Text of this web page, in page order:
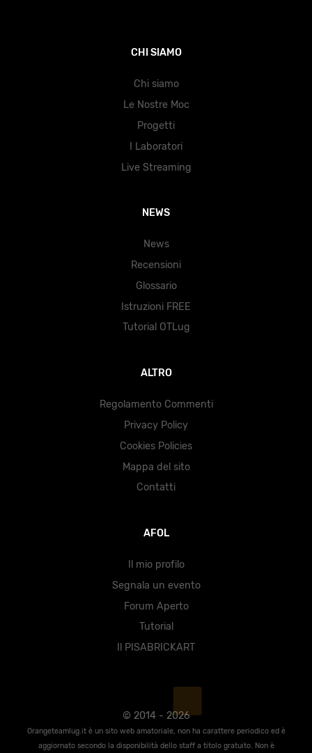
CHI SIAMO
Chi siamo
Le Nostre Moc
Progetti
I Laboratori
Live Streaming
NEWS
News
Recensioni
Glossario
Istruzioni FREE
Tutorial OTLug
ALTRO
Regolamento Commenti
Privacy Policy
Cookies Policies
Mappa del sito
Contatti
AFOL
Il mio profilo
Segnala un evento
Forum Aperto
Tutorial
Il PISABRICKART
© 2014 - 2026
Orangeteamlug.it è un sito web amatoriale, non ha carattere periodico ed è
aggiornato secondo la disponibilità dello staff a titolo gratuito. Non è